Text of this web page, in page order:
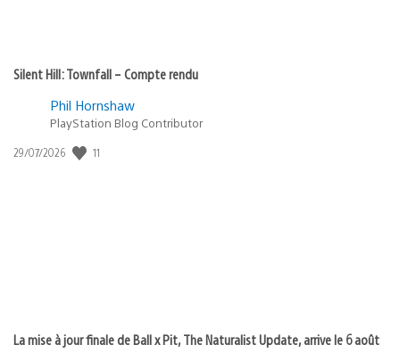
Silent Hill: Townfall – Compte rendu
Phil Hornshaw
PlayStation Blog Contributor
Date
29/07/2026 11
La mise à jour finale de Ball x Pit, The Naturalist Update, arrive le 6 août